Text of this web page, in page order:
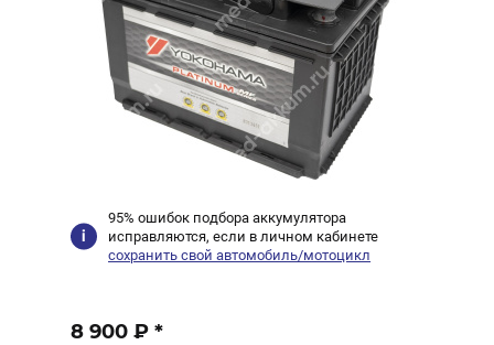
95% ошибок подбора аккумулятора
исправляются, если в личном кабинете
сохранить свой автомобиль/мотоцикл
8 900 ₽ *